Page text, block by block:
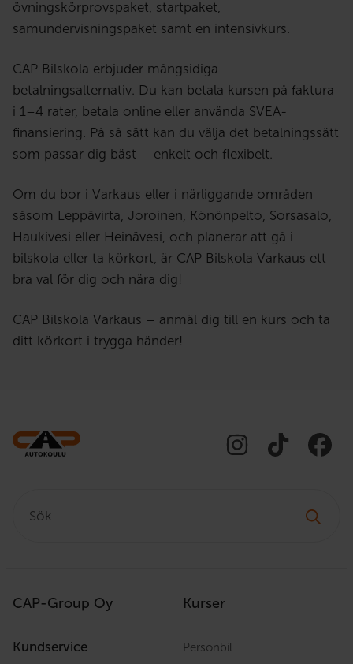
övningskörprovspaket, startpaket,
samundervisningspaket samt en intensivkurs.
CAP Bilskola erbjuder mångsidiga
betalningsalternativ. Du kan betala kursen på faktura
i 1–4 rater, betala online eller använda SVEA-
finansiering. På så sätt kan du välja det betalningssätt
som passar dig bäst – enkelt och flexibelt.
Om du bor i Varkaus eller i närliggande områden
såsom Leppävirta, Joroinen, Könönpelto, Sorsasalo,
Haukivesi eller Heinävesi, och planerar att gå i
bilskola eller ta körkort, är CAP Bilskola Varkaus ett
bra val för dig och nära dig!
CAP Bilskola Varkaus – anmäl dig till en kurs och ta
ditt körkort i trygga händer!
CAP-Group Oy
Kundservice
Kurser
Personbil